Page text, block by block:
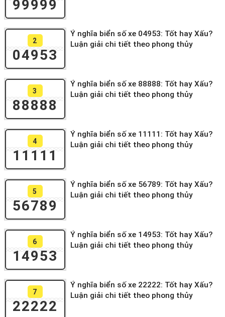
99999
2
04953
Ý nghĩa biển số xe 04953: Tốt hay Xấu?
Luận giải chi tiết theo phong thủy
3
88888
Ý nghĩa biển số xe 88888: Tốt hay Xấu?
Luận giải chi tiết theo phong thủy
4
11111
Ý nghĩa biển số xe 11111: Tốt hay Xấu?
Luận giải chi tiết theo phong thủy
5
56789
Ý nghĩa biển số xe 56789: Tốt hay Xấu?
Luận giải chi tiết theo phong thủy
6
14953
Ý nghĩa biển số xe 14953: Tốt hay Xấu?
Luận giải chi tiết theo phong thủy
7
22222
Ý nghĩa biển số xe 22222: Tốt hay Xấu?
Luận giải chi tiết theo phong thủy